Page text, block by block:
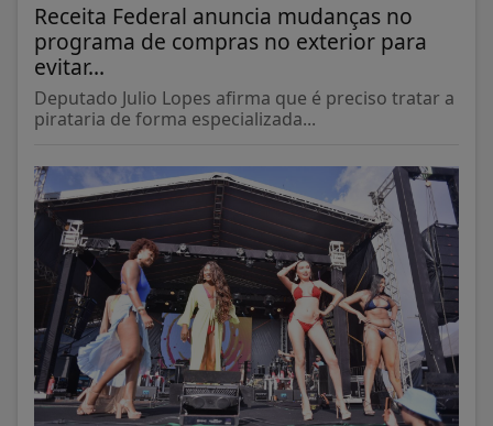
Receita Federal anuncia mudanças no
programa de compras no exterior para
evitar...
Deputado Julio Lopes afirma que é preciso tratar a
pirataria de forma especializada...